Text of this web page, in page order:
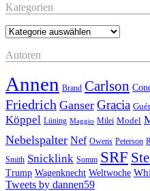
Kategorien
Kategorien
Autoren
Annen Brand Carlson
Friedrich Ganser Gracia
Köppel Lüning Maggio Milei Model
Nebelspalter Nef Owens Peterson
Smith Snicklink Somm SRF
Trump Wagenknecht Weltwoche
Tweets by dannen59